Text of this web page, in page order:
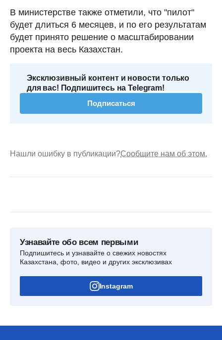
В министерстве также отметили, что "пилот"
будет длиться 6 месяцев, и по его результатам
будет принято решение о масштабировании
проекта на весь Казахстан.
Эксклюзивный контент и новости только
для вас! Подпишитесь на Telegram!
Подписаться
Нашли ошибку в публикации?Сообщите нам об этом.
Узнавайте обо всем первыми
Подпишитесь и узнавайте о свежих новостях
Казахстана, фото, видео и других эксклюзивах
Instagram